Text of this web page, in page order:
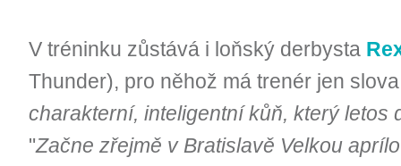
V tréninku zůstává i loňský derbysta
Thunder), pro něhož má trenér jen
charakterní, inteligentní kůň, který letos
"Začne zřejmě v Bratislavě Velkou